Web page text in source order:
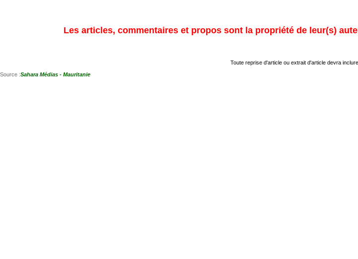
Les articles, commentaires et propos sont la propriété de leur(s)
Toute reprise d'article ou extrait d'article devra
Source :Sahara Médias - Mauritanie